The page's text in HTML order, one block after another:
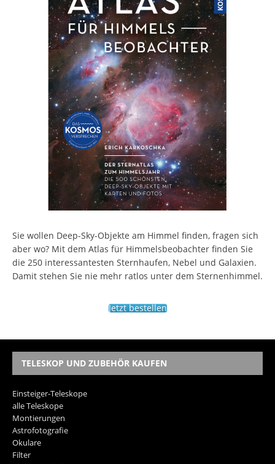
Sie wollen Deep-Sky-Objekte am Himmel finden, fragen sich
aber wo? Mit dem Atlas für Himmelsbeobachter finden Sie
die 250 interessantesten Sternhaufen, Nebel und Galaxien.
Damit stehen Sie nie mehr ratlos unter dem Sternenhimmel.
Jetzt bestellen
TELESKOP UND ZUBEHÖR KAUFEN
Einsteiger-Teleskope
alle Teleskope
Montierungen
Astrofotografie
Okulare
Filter